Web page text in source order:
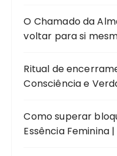
O Chamado da
voltar para si
Ritual de
Consciência e
Como superar
Essência Feminina